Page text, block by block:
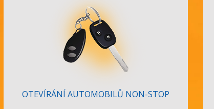
OTEVÍRÁNÍ AUTOMOBILŮ NON-STOP